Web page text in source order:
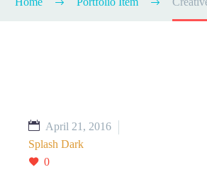
April 21, 2016
Splash Dark
0